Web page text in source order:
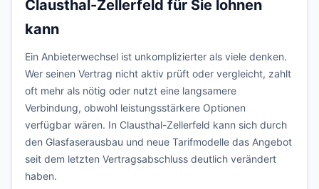
Clausthal-Zellerfeld für Sie lohnen
kann
Ein Anbieterwechsel ist unkomplizierter als viele denken.
Wer seinen Vertrag nicht aktiv prüft oder vergleicht, zahlt
oft mehr als nötig oder nutzt eine langsamere
Verbindung, obwohl leistungsstärkere Optionen
verfügbar wären. In Clausthal-Zellerfeld kann sich durch
den Glasfaserausbau und neue Tarifmodelle das Angebot
seit dem letzten Vertragsabschluss deutlich verändert
haben.